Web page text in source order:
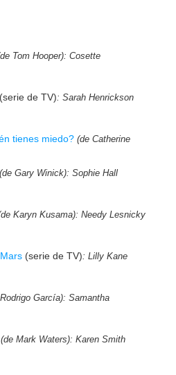
Tom Hooper): Cosette
(serie de TV): Sarah Henrickson
tienes miedo? (de Catherine
(de Gary Winick): Sophie Hall
Karyn Kusama): Needy Lesnicky
(serie de TV): Lilly Kane
García): Samantha
(de Mark Waters): Karen Smith